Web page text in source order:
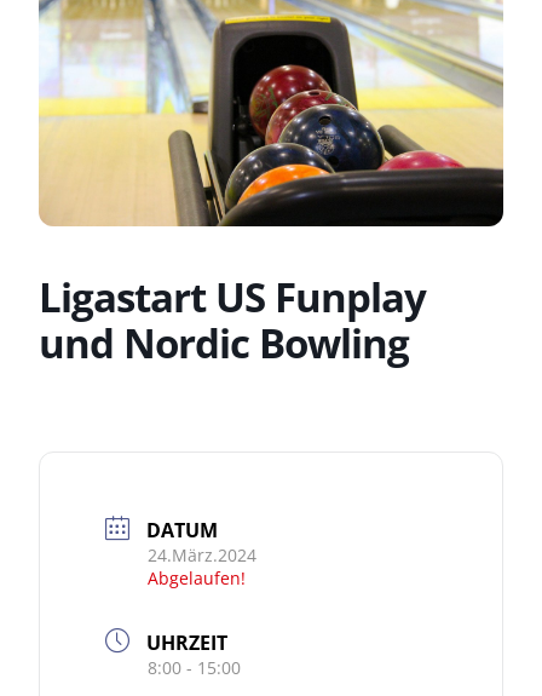
Ligastart US Funplay
und Nordic Bowling
DATUM
24.März.2024
Abgelaufen!
UHRZEIT
8:00 - 15:00